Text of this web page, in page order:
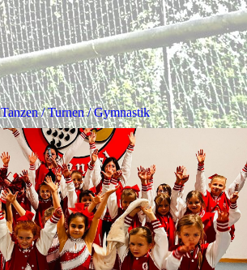
Tanzen / Turnen / Gymnastik